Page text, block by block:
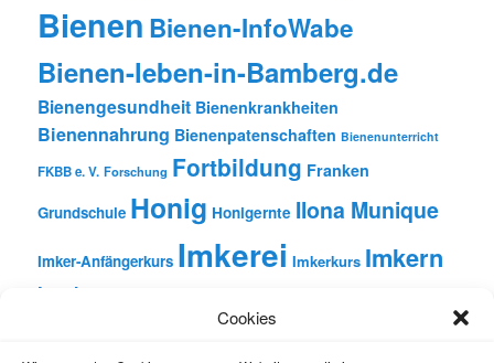
Cookies
Bienen Bienen-InfoWabe
Bienen-leben-in-Bamberg.de
Bienengesundheit Bienenkrankheiten
Bienennahrung Bienenpatenschaften Bienenunterricht
FKBB e. V. Forschung Fortbildung Franken
Grundschule Honig Honigernte Ilona Munique
Imker-Anfängerkurs Imkerei Imkerkurs Imkern
Insekten
Natur Oberfranken